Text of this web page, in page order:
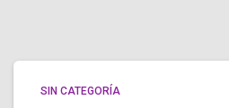
SIN CATEGORÍA